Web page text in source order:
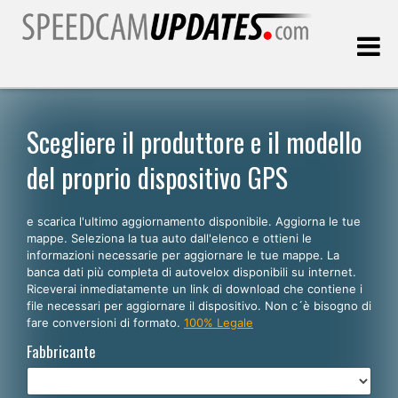
Clienti
SCEGLI LA LINGUA
Italiano
English
Español
Português
Scegliere il produttore e il modello
del proprio dispositivo GPS
e scarica l'ultimo aggiornamento disponibile. Aggiorna le tue
mappe. Seleziona la tua auto dall'elenco e ottieni le
informazioni necessarie per aggiornare le tue mappe. La
banca dati più completa di autovelox disponibili su internet.
Riceverai inmediatamente un link di download che contiene i
file necessari per aggiornare il dispositivo. Non c´è bisogno di
fare conversioni di formato. 100% Legale
Fabbricante